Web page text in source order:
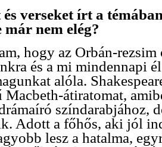
verseket írt a
már nem elég?
hogy az Orbán-rezsim
és a mi mindennapi
alóla.
Macbeth-átiratomat,
színdarabjához,
Adott a főhős, aki jól
lesz a hatalma,